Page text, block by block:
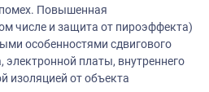
Повышенная
числе и защита от пироэффекта)
особенностями сдвигового
электронной платы, внутреннего
изоляцией от объекта